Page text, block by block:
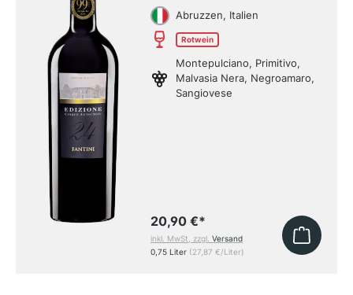
Abruzzen, Italien
Rotwein
Montepulciano, Primitivo,
Malvasia Nera, Negroamaro,
Sangiovese
20,90 €*
inkl. MwSt, zzgl.Versand
0,75 Liter (27,87 €/Liter)